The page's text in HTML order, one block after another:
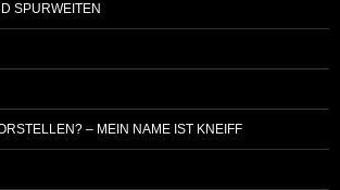
SPURWEITEN
– MEIN NAME IST KNEIFF